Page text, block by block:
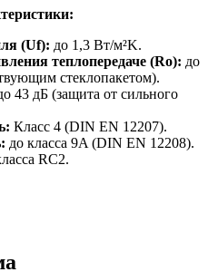
(Uf): до 1,3 Вт/м²K.
теплопередаче (Ro): до
стеклопакетом).
43 дБ (защита от сильного
Класс 4 (DIN EN 12207).
до класса 9A (DIN EN 12208).
RC2.